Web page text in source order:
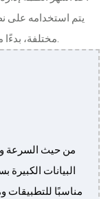
مختلفة، بدءًا من تطوير الويب وحتى تخزين البيانات.
البيانات الكبيرة
مناسبًا للتطبيقات